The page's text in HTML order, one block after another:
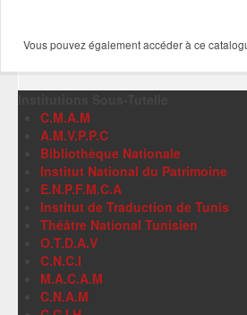
Vous pouvez également accéder à ce
C.M.A.M
A.M.V.P.P.C
Bibliothèque Nationale
Institut National du Patrimoine
E.N.P.F.M.C.A
Institut de Traduction de Tunis
Théâtre National Tunisien
O.T.D.A.V
C.N.C.I
M.A.C.A.M
C.N.A.M